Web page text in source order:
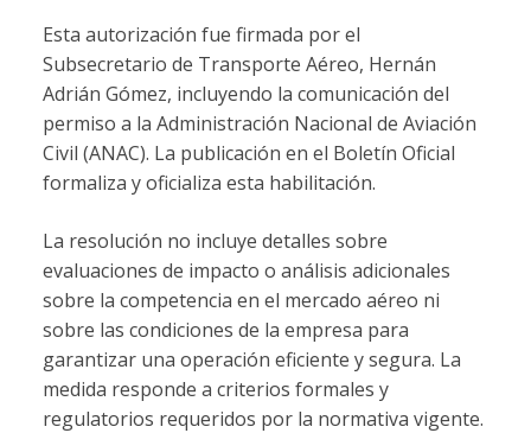
Esta autorización fue firmada por el
Subsecretario de Transporte Aéreo, Hernán
Adrián Gómez, incluyendo la comunicación del
permiso a la Administración Nacional de Aviación
Civil (ANAC). La publicación en el Boletín Oficial
formaliza y oficializa esta habilitación.
La resolución no incluye detalles sobre
evaluaciones de impacto o análisis adicionales
sobre la competencia en el mercado aéreo ni
sobre las condiciones de la empresa para
garantizar una operación eficiente y segura. La
medida responde a criterios formales y
regulatorios requeridos por la normativa vigente.